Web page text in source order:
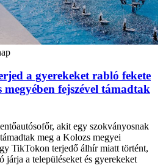
a gyerekeket rabló fekete
fejszével támadtak
akit egy szokványosnak
meg a Kolozs megyei
TikTokon terjedő álhír miatt történt,
járja a településeket és gyerekeket